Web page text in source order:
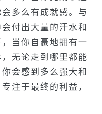
多么有成就感。与
付出大量的汗水和
当你自豪地拥有一
无论走到哪里都能
会感到多么强大和
注于最终的利益，